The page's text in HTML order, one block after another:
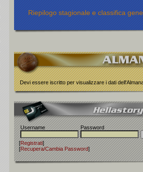
Riepilogo stagionale e classifica
Devi essere iscritto per visualizzare i dati
Username Password
[Registrati]
[Recupera/Cambia Password]